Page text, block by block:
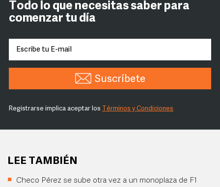
Todo lo que necesitas saber para
comenzar tu día
Suscríbete
Registrarse implica aceptar los Términos y Condiciones
LEE TAMBIÉN
Checo Pérez se sube otra vez a un monoplaza de F1